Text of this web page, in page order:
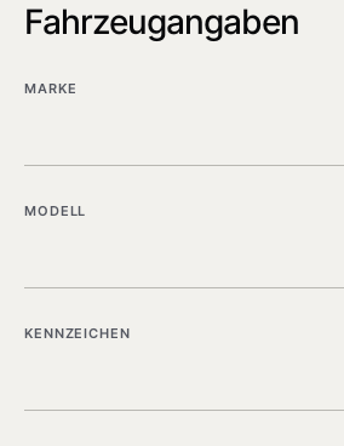
Fahrzeugangaben
MARKE
MODELL
KENNZEICHEN